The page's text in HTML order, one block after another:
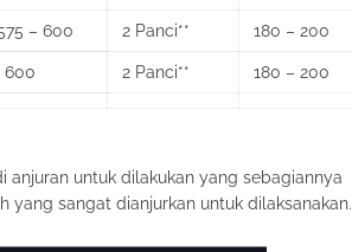
– 600 2 Panci** 180 – 200
600 2 Panci** 180 – 200
anjuran untuk dilakukan yang sebagiannya
yang sangat dianjurkan untuk dilaksanakan.